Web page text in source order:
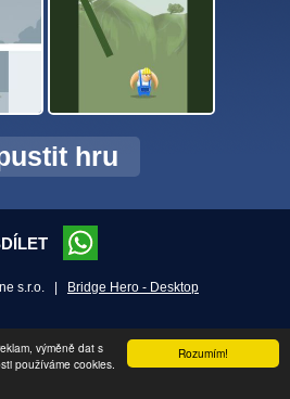
Rozumím!
výměně dat s
používáme cookies.
hru
s.r.o. | Bridge Hero - Desktop